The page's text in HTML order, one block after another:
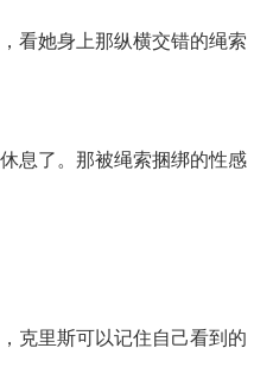
看她身上那纵横交错的绳索
了。那被绳索捆绑的性感
里斯可以记住自己看到的